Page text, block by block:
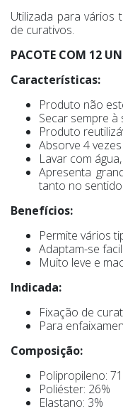
Utilizada para vários
de curativos.
PACOTE COM 12
Características:
Produto não
Secar sempre à
Produto
Absorve 4
Lavar com
Apresenta
tanto no
Benefícios:
Permite vários
Adaptam-se
Muito leve e
Indicada:
Fixação de
Para
Composição:
Polipropileno:
Poliéster: 26%
Elastano: 3%